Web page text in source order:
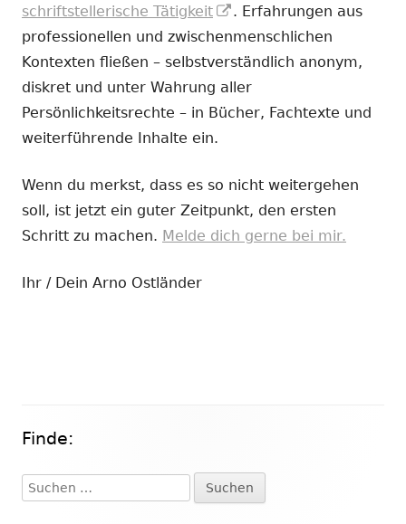
schriftstellerische Tätigkeit
In
neuem
Fenster
öffnen
. Erfahrungen aus
professionellen und zwischenmenschlichen
Kontexten fließen – selbstverständlich anonym,
diskret und unter Wahrung aller
Persönlichkeitsrechte – in Bücher, Fachtexte und
weiterführende Inhalte ein.
Wenn du merkst, dass es so nicht weitergehen
soll, ist jetzt ein guter Zeitpunkt, den ersten
Schritt zu machen. Melde dich gerne bei mir.
Ihr / Dein Arno Ostländer
Haupt-
Seitenleiste
Finde:
Suchen
nach: